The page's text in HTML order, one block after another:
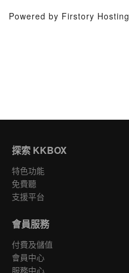
Powered by Firstory Hosting
探索 KKBOX
特色功能
免費聽
支援平台
會員服務
付費及儲值
會員中心
服務中心